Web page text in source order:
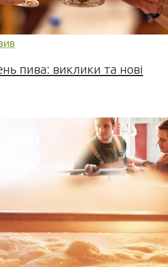
пива: виклики та нові